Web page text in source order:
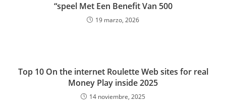
“speel Met Een Benefit Van 500
19 marzo, 2026
Top 10 On the internet Roulette Web sites for real
Money Play inside 2025
14 noviembre, 2025